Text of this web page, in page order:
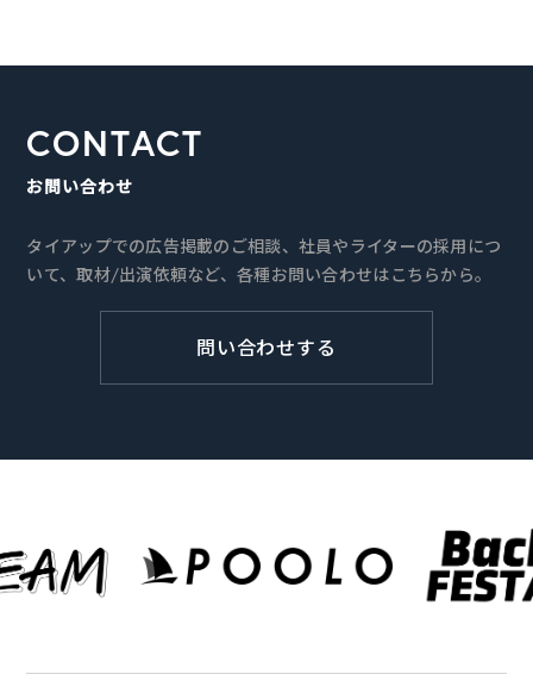
CONTACT
お問い合わせ
タイアップでの広告掲載のご相談、社員やライターの採用につ
いて、取材/出演依頼など、各種お問い合わせはこちらから。
問い合わせする